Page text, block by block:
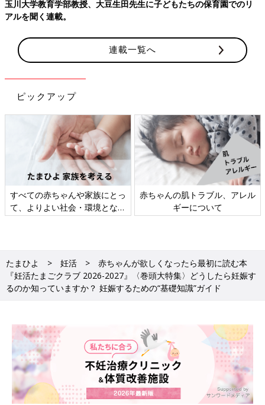
育学部教授、大豆生田先生に子どもたちの保育園でのリ
連載。
連載一覧へ
ピックアップ
ての赤ちゃんや家族にとっ
よりよい社会・環境となる
をめざしてさまざまな課題
赤ちゃんの肌トラブル、アレル
ギーについて
妊
たまひよ 妊活
赤ちゃんが欲しくなったら最初に読む本
『妊活たまごクラブ 2026-2027』〈巻頭大特集〉どうしたら妊娠す
るのか知っていますか？ 妊娠するための“基礎知識”ガイド